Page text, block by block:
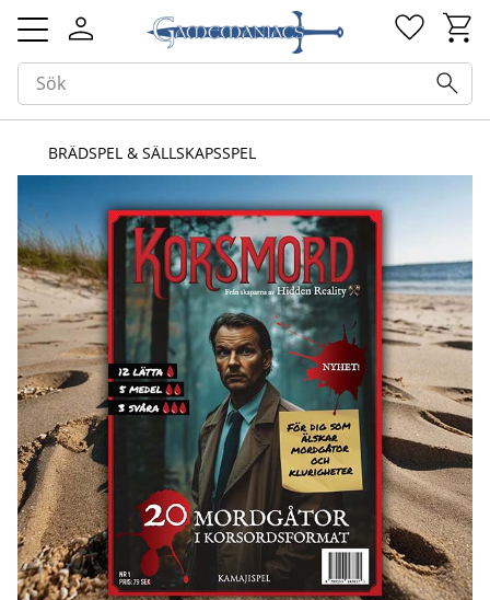
Meny
BRÄDSPEL & SÄLLSKAPSSPEL